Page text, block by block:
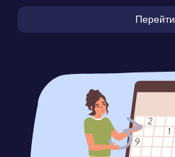
Перейти